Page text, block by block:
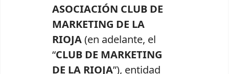
ASOCIACIÓN CLUB DE
MARKETING DE LA
RIOJA(en adelante, el
“CLUB DE MARKETING
DE LA RIOJA”), entidad